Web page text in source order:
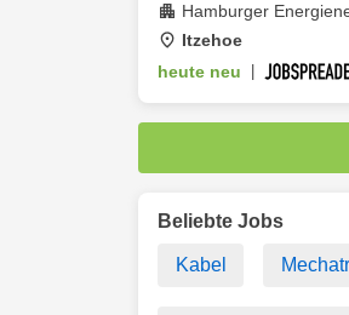
Hamburger
Itzehoe
heute neu
Beliebte Jobs
Kabel